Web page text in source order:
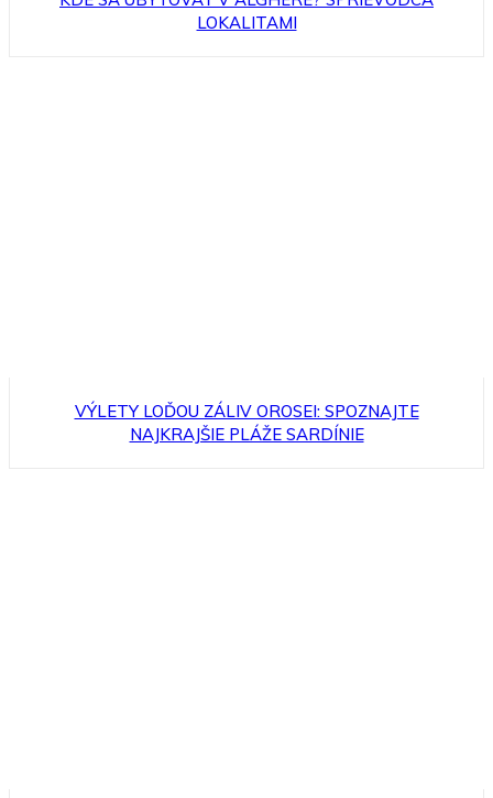
LOKALITAMI
VÝLETY LOĎOU ZÁLIV OROSEI: SPOZNAJTE
NAJKRAJŠIE PLÁŽE SARDÍNIE